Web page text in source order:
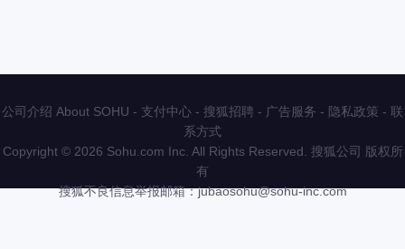
公司介绍 About SOHU - 支付中心 - 搜狐招聘 - 广告服务 - 隐私政策 - 联
系方式
Copyright © 2026 Sohu.com Inc. All Rights Reserved. 搜狐公司 版权所
有
搜狐不良信息举报邮箱：jubaosohu@sohu-inc.com